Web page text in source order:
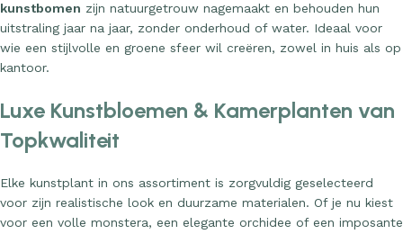
kunstbomen zijn natuurgetrouw nagemaakt en behouden hun
uitstraling jaar na jaar, zonder onderhoud of water. Ideaal voor
wie een stijlvolle en groene sfeer wil creëren, zowel in huis als op
kantoor.
Luxe Kunstbloemen & Kamerplanten van
Topkwaliteit
Elke kunstplant in ons assortiment is zorgvuldig geselecteerd
voor zijn realistische look en duurzame materialen. Of je nu kiest
voor een volle monstera, een elegante orchidee of een imposante